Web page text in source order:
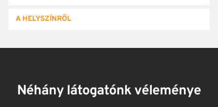
A HELYSZÍNRŐL
Néhány látogatónk véleménye